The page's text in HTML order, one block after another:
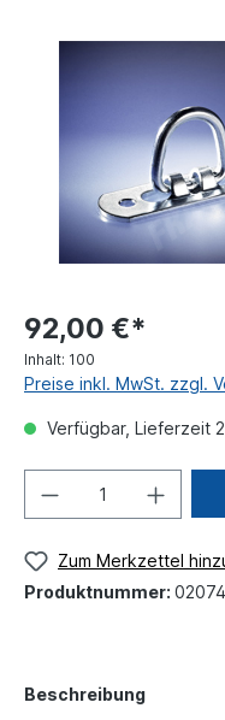
92,00 €*
Inhalt: 100
Preise inkl. MwSt. zzgl.
Verfügbar, Lieferzeit
Zum Merkzettel
Produktnummer:
Beschreibung